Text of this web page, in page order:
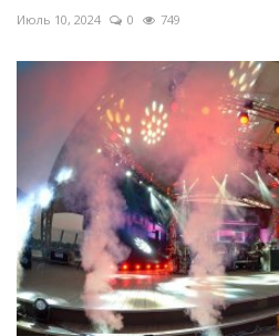
Июль 10, 2024 0 749